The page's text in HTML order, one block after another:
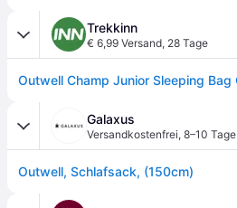
Trekkinn
€ 6,99 Versand, 28 Tage
Galaxus
Versandkostenfrei, 8–10 Tage
Outwell, Schlafsack, (150cm)